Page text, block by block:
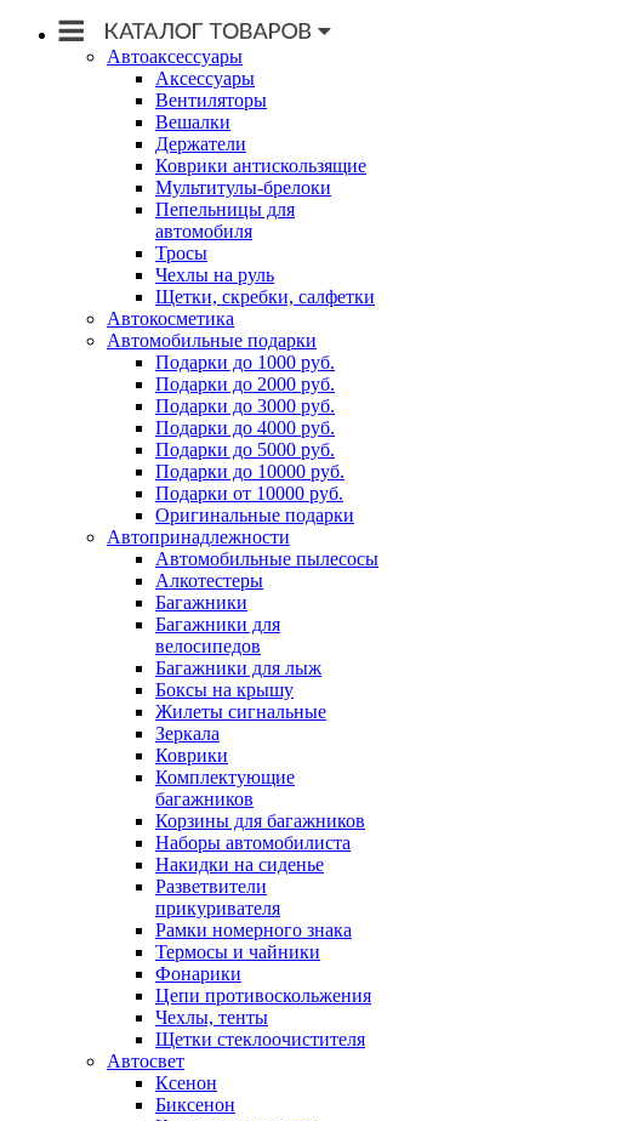
Автоаксессуары
Аксессуары
Вентиляторы
Вешалки
Держатели
Коврики антискользящие
Мультитулы-брелоки
Пепельницы для
автомобиля
Тросы
Чехлы на руль
Щетки, скребки, салфетки
Автокосметика
Автомобильные подарки
Подарки до 1000 руб.
Подарки до 2000 руб.
Подарки до 3000 руб.
Подарки до 4000 руб.
Подарки до 5000 руб.
Подарки до 10000 руб.
Подарки от 10000 руб.
Оригинальные подарки
Автопринадлежности
Автомобильные пылесосы
Алкотестеры
Багажники
Багажники для
велосипедов
Багажники для лыж
Боксы на крышу
Жилеты сигнальные
Зеркала
Коврики
Комплектующие
багажников
Корзины для багажников
Наборы автомобилиста
Накидки на сиденье
Разветвители
прикуривателя
Рамки номерного знака
Термосы и чайники
Фонарики
Цепи противоскольжения
Чехлы, тенты
Щетки стеклоочистителя
Автосвет
Ксенон
Биксенон